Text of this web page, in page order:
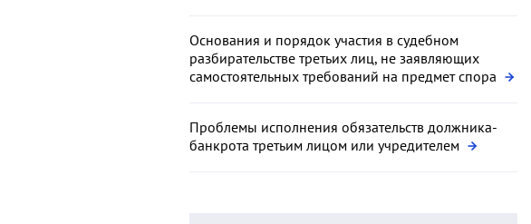
Основания и порядок участия в судебном
разбирательстве третьих лиц, не заявляющих
самостоятельных требований на предмет спора
Проблемы исполнения обязательств должника-
банкрота третьим лицом или учредителем